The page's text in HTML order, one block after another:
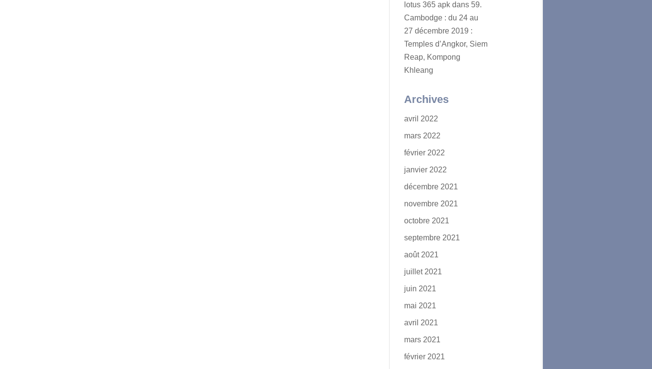
lotus 365 apk dans 59.
Cambodge : du 24 au
27 décembre 2019 :
Temples d’Angkor, Siem
Reap, Kompong
Khleang
Archives
avril 2022
mars 2022
février 2022
janvier 2022
décembre 2021
novembre 2021
octobre 2021
septembre 2021
août 2021
juillet 2021
juin 2021
mai 2021
avril 2021
mars 2021
février 2021